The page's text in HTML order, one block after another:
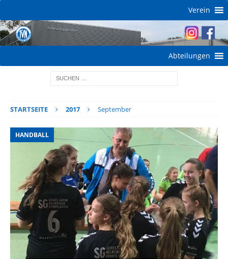
Verein
Abteilungen
STARTSEITE 2017 September
HANDBALL